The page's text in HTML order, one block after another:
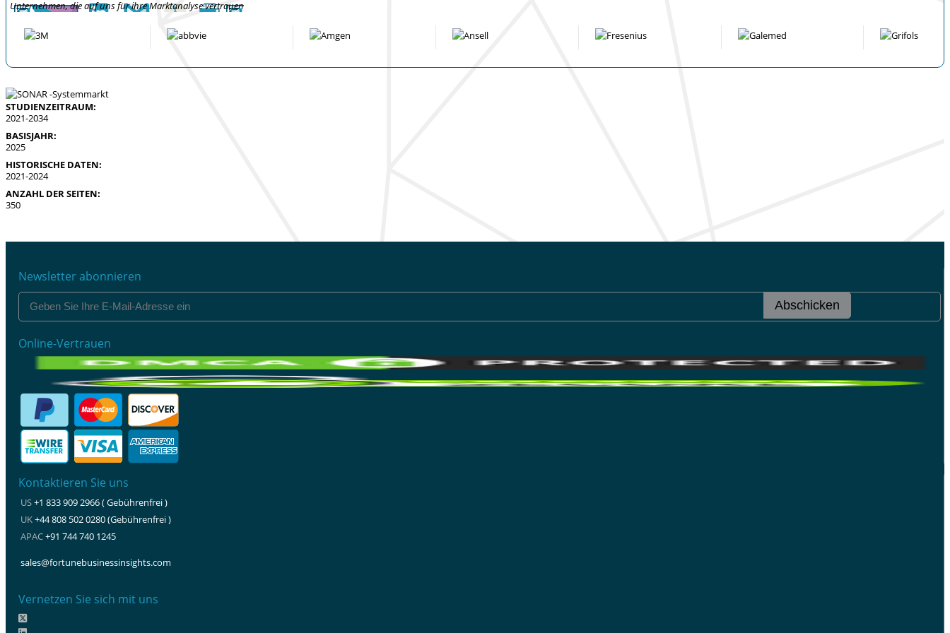
Unternehmen, die auf uns für ihre Marktanalyse vertrauen
STUDIENZEITRAUM:
2021-2034
BASISJAHR:
2025
HISTORISCHE DATEN:
2021-2024
ANZAHL DER SEITEN:
350
Newsletter abonnieren
Abschicken
Online-Vertrauen
Kontaktieren Sie uns
US+1 833 909 2966 ( Gebührenfrei )
UK+44 808 502 0280 (Gebührenfrei )
APAC+91 744 740 1245
sales@fortunebusinessinsights.com
Vernetzen Sie sich mit uns